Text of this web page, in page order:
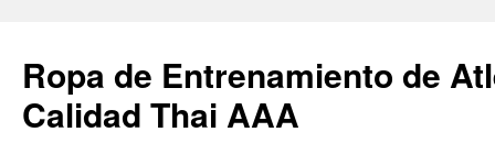
Ropa de Entrenamiento de
Calidad Thai AAA